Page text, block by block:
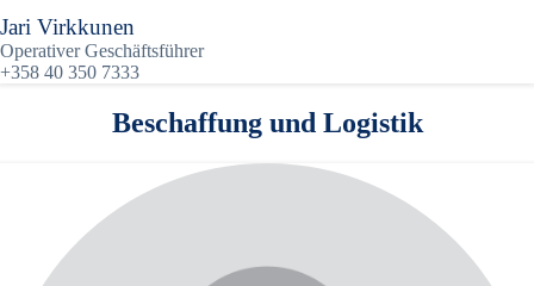
Jari Virkkunen
Operativer Geschäftsführer
+358 40 350 7333
Beschaffung und Logistik